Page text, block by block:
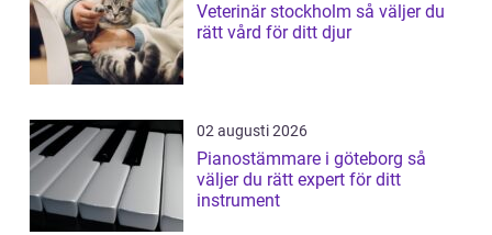
Veterinär stockholm så väljer du
rätt vård för ditt djur
02 augusti 2026
Pianostämmare i göteborg så
väljer du rätt expert för ditt
instrument